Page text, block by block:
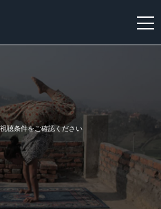
聴条件をご確認ください